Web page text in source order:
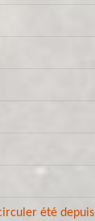
été depuis